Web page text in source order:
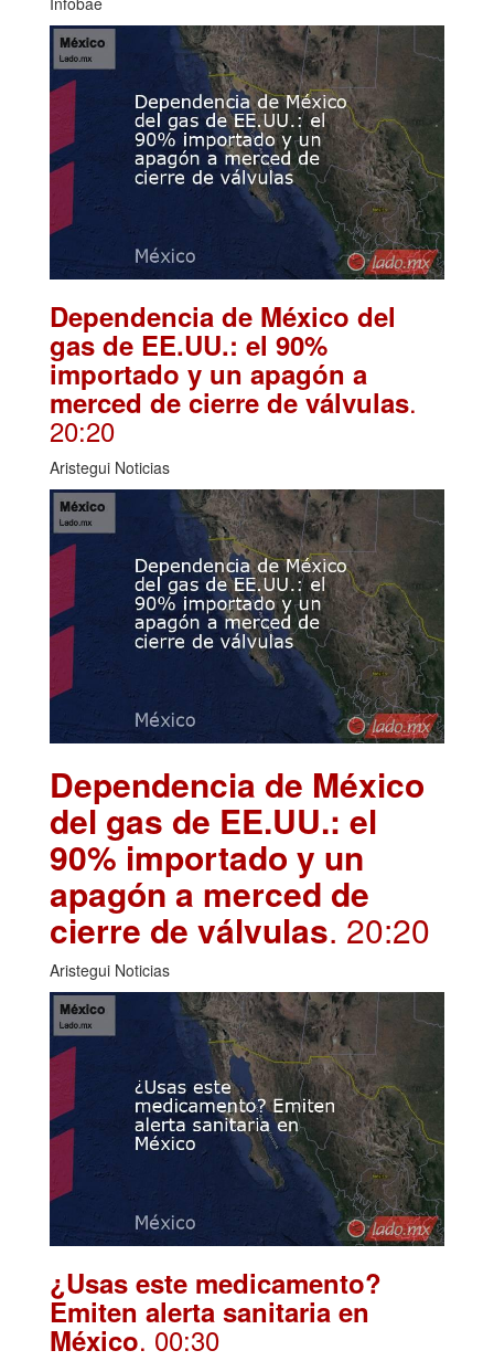
Dependencia de México del
gas de EE.UU.: el 90%
importado y un apagón a
merced de cierre de válvulas.
20:20
Aristegui Noticias
Dependencia de México
del gas de EE.UU.: el
90% importado y un
apagón a merced de
cierre de válvulas. 20:20
Aristegui Noticias
¿Usas este medicamento?
Emiten alerta sanitaria en
México. 00:30